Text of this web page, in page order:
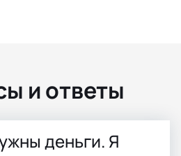
и ответы
деньги. Я